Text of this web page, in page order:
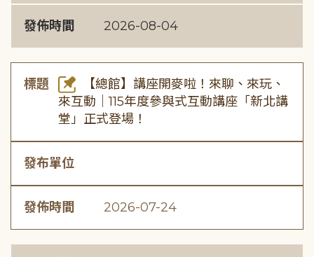
發佈時間 2026-08-04
標題
【總館】講座開麥啦！來聊、來玩、
來互動｜115年度參與式互動講座「新北講
堂」正式登場！
發布單位
發佈時間 2026-07-24